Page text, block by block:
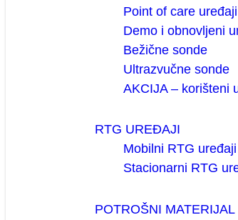
Point of care uređaji
Demo i obnovljeni
Bežične sonde
Ultrazvučne sonde
AKCIJA – korišteni
RTG UREĐAJI
Mobilni RTG uređaji
Stacionarni RTG
POTROŠNI MATERIJAL